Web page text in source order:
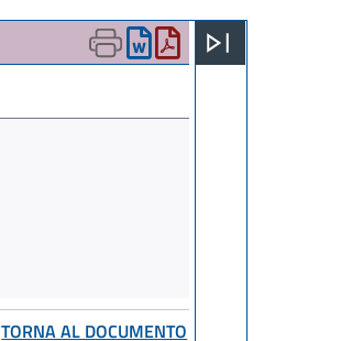
TORNA AL DOCUMENTO